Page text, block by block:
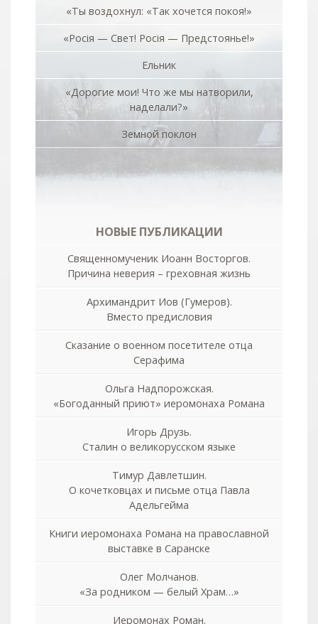
«Ты воздохнул: «Так хочется покоя!»
«Росiя — Свет! Росiя — Предстоянье!»
Ельник
«Дорогие мои! Что же мы натворили,
наделали?»
Земной поклон
НОВЫЕ ПУБЛИКАЦИИ
Священномученик Иоанн Восторгов.
Причина неверия – греховная жизнь
Архимандрит Иов (Гумеров).
Вместо предисловия
Сказание о военном посетителе отца
Серафима
Ольга Надпорожская.
«Богоданный приют» иеромонаха Романа
Игорь Друзь.
Сталин о великорусском языке
Тимур Давлетшин.
О кочетковцах и письме отца Павла
Адельгейма
Книги иеромонаха Романа на православной
выставке в Саранске
Олег Молчанов.
«За родником — белый Храм…»
Иеромонах Роман.